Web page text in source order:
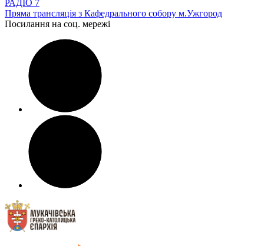
РАДІО 7
Пряма трансляція з Кафедрального собору м.Ужгород
Посилання на соц. мережі